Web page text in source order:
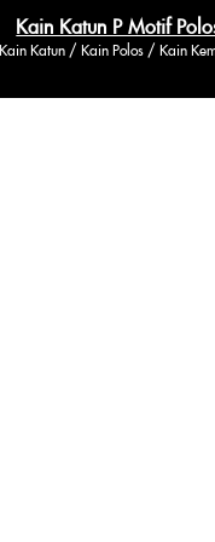
Kain Katun P Motif
Kain Katun / Kain Polos / Kain